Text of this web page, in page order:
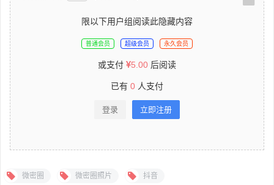
限以下用户组阅读此隐藏内容
普通会员 超级会员 永久会员
或支付 5.00 后阅读
已有 0 人支付
登录 立即注册
微密圈 微密圈照片 抖音